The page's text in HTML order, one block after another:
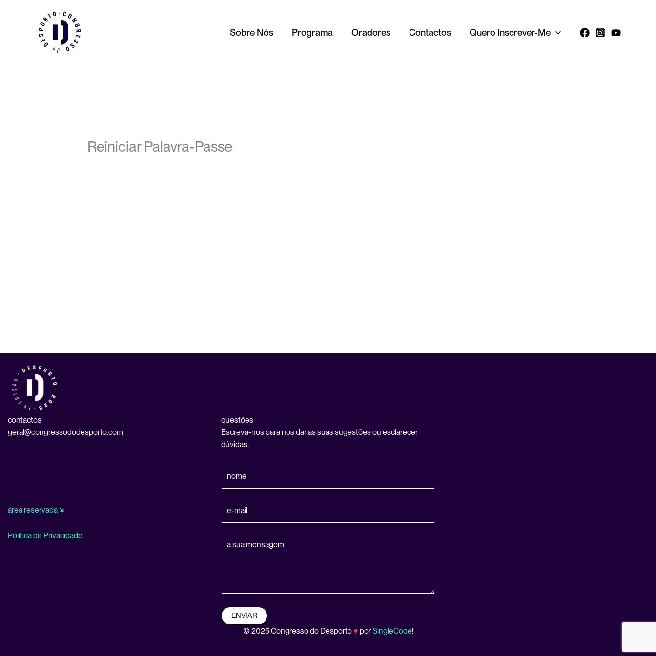
Sobre Nós Programa Oradores Contactos Quero Inscrever-Me
Reiniciar Palavra-Passe
contactos
geral@congressododesporto.com
área reservada↘
Política de Privacidade
questões
Escreva-nos para nos dar as suas sugestões ou esclarecer
dúvidas.
ENVIAR
© 2025 Congresso do Desporto♥ porSingleCode!